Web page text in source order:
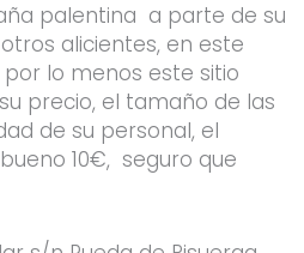
palentina a parte de su
alicientes, en este
lo menos este sitio
precio, el tamaño de las
de su personal, el
10€, seguro que